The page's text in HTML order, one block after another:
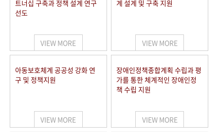
트너십 구축과 정책 설계 연구
선도
VIEW MORE
계 설계 및 구축 지원
VIEW MORE
아동보호체계 공공성 강화 연
구 및 정책지원
VIEW MORE
장애인정책종합계획 수립과 평
가를 통한 체계적인 장애인정
책 수립 지원
VIEW MORE